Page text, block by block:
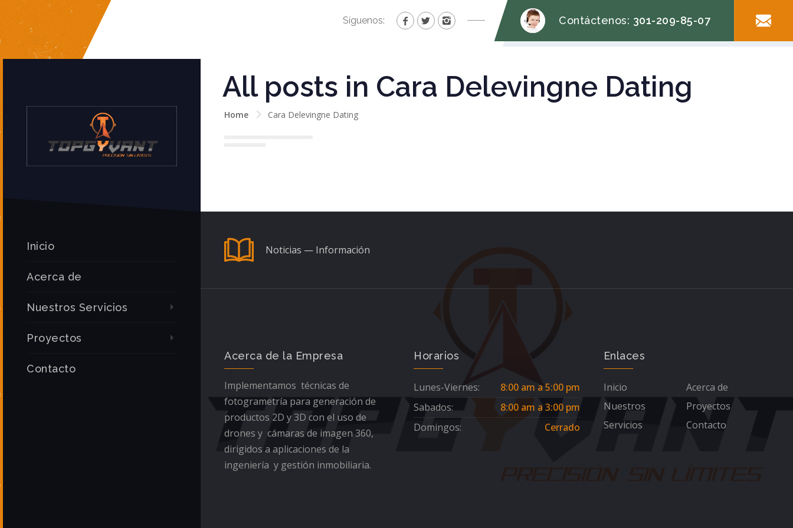
Inicio
Acerca de
Nuestros Servicios
Proyectos
Contacto
Contáctenos: 301-209-85-07
Síguenos:
All posts in Cara Delevingne Dating
Home Cara Delevingne Dating
Noticias — Información
Acerca de la Empresa
Implementamos técnicas de
fotogrametría para generación de
productos 2D y 3D con el uso de
drones y cámaras de imagen 360,
dirigidos a aplicaciones de la
ingeniería y gestión inmobiliaria.
Horarios
Lunes-Viernes:
8:00 am a 5:00 pm
Sabados:
8:00 am a 3:00 pm
Domingos:
Cerrado
Enlaces
Inicio
Acerca de
Nuestros
Servicios
Proyectos
Contacto